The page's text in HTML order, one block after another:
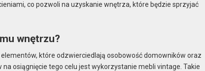
co pozwoli na uzyskanie wnętrza, które będzie sprzyjać
wnętrzu?
które odzwierciedlają osobowość domowników oraz
osiągnięcie tego celu jest wykorzystanie mebli vintage. Takie